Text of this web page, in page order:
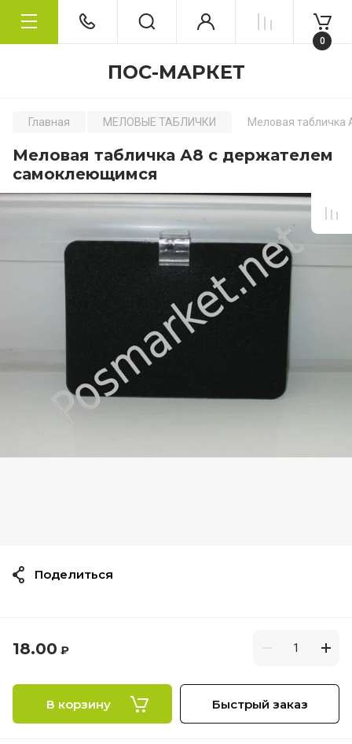
ПОС-МАРКЕТ
0
Главная МЕЛОВЫЕ ТАБЛИЧКИ Меловая
Меловая табличка А8 с держателем
самоклеющимся
18.00 ₽
В корзину Быстрый заказ
Поделиться